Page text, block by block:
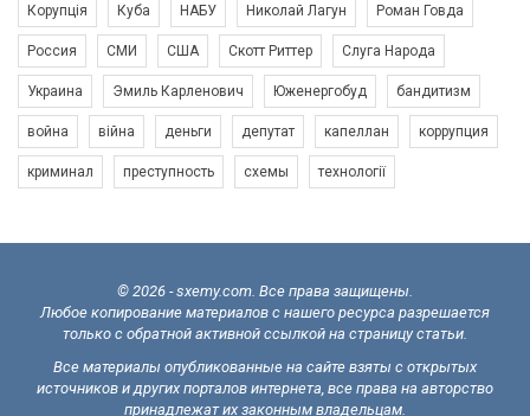
Корупція Куба НАБУ Николай Лагун Роман Говда
Россия СМИ США Скотт Риттер Слуга Народа
Украина Эмиль Карленович Юженергобуд бандитизм
война війна деньги депутат капеллан коррупция
криминал преступность схемы технології
© 2026 - sxemy.com. Все права защищены.
Любое копирование материалов с нашего ресурса разрешается
только с обратной активной ссылкой на страницу статьи.
Все материалы опубликованные на сайте взяты с открытых
источников и других порталов интернета, все права на авторство
принадлежат их законным владельцам.